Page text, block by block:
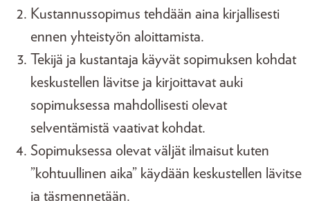
Kustannussopimus tehdään aina kirjallisesti
ennen yhteistyön aloittamista.
Tekijä ja kustantaja käyvät sopimuksen kohdat
keskustellen lävitse ja kirjoittavat auki
sopimuksessa mahdollisesti olevat
selventämistä vaativat kohdat.
Sopimuksessa olevat väljät ilmaisut kuten
”kohtuullinen aika” käydään keskustellen lävitse
ja täsmennetään.